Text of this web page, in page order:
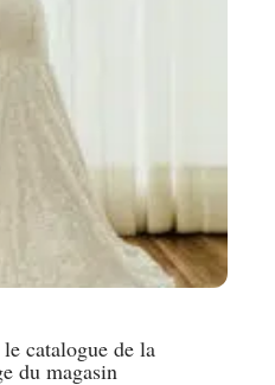
catalogue de la
du magasin